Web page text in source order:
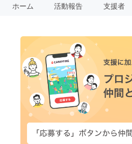
ホーム 活動報告 支援者